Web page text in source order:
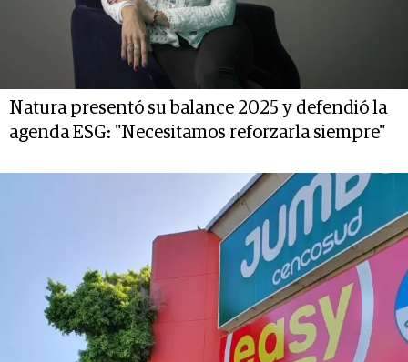
Natura presentó su balance 2025 y defendió la
agenda ESG: "Necesitamos reforzarla siempre"